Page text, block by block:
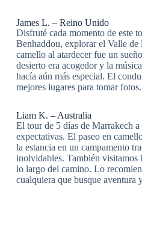
James L. – Reino Unido
Disfruté cada momento de este
Benhaddou, explorar el Valle de
camello al atardecer fue un
desierto era acogedor y la
hacía aún más especial. El
mejores lugares para tomar fotos.
Liam K. – Australia
El tour de 5 días de Marrakech
expectativas. El paseo en
la estancia en un campamento
inolvidables. También visitamos
lo largo del camino. Lo
cualquiera que busque aventura